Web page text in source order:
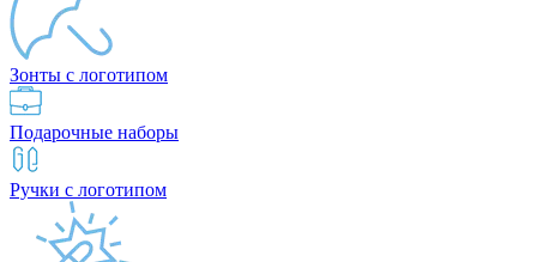
Зонты с логотипом
Подарочные наборы
Ручки с логотипом